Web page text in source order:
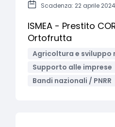
Scadenza: 22 aprile 2024
ISMEA - Prestito
Ortofrutta
Agricoltura e sviluppo
Supporto alle imprese
Bandi nazionali / PNRR